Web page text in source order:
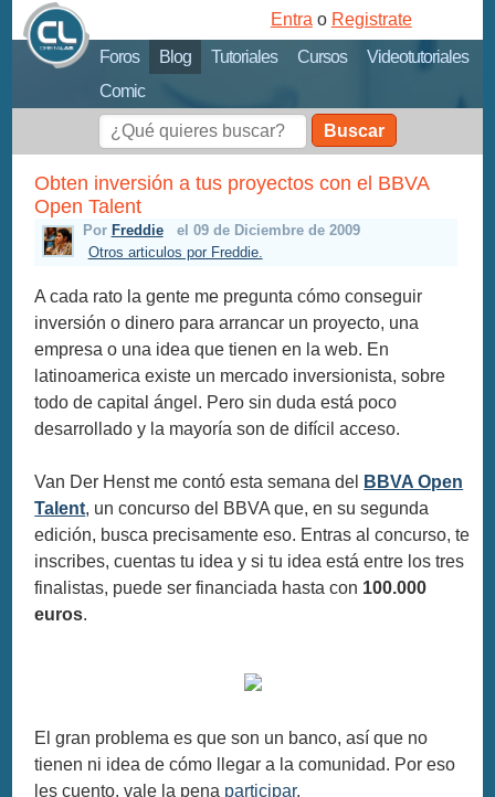
Foros Blog Tutoriales Cursos
Videotutoriales
Comic
Entra o Registrate
Buscar
Obten inversión a tus proyectos con el BBVA
Open Talent
Por Freddie
el 09 de Diciembre de 2009
Otros articulos por Freddie.
A cada rato la gente me pregunta cómo conseguir
inversión o dinero para arrancar un proyecto, una
empresa o una idea que tienen en la web. En
latinoamerica existe un mercado inversionista, sobre
todo de capital ángel. Pero sin duda está poco
desarrollado y la mayoría son de difícil acceso.
Van Der Henst me contó esta semana del
BBVA Open
Talent, un concurso del BBVA que, en su segunda
edición, busca precisamente eso. Entras al concurso, te
inscribes, cuentas tu idea y si tu idea está entre los tres
finalistas, puede ser financiada hasta con 100.000
euros.
El gran problema es que son un banco, así que no
tienen ni idea de cómo llegar a la comunidad. Por eso
les cuento, vale la pena participar.